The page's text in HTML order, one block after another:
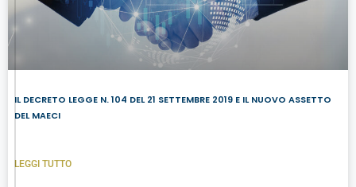
IL DECRETO LEGGE N. 104 DEL 21 SETTEMBRE 2019 E IL NUOVO ASSETTO
DEL MAECI
LEGGI TUTTO